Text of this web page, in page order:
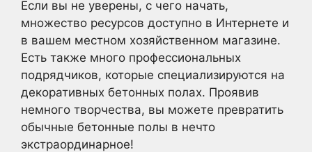
Если вы не уверены, с чего начать,
множество ресурсов доступно в Интернете и
в вашем местном хозяйственном магазине.
Есть также много профессиональных
подрядчиков, которые специализируются на
декоративных бетонных полах. Проявив
немного творчества, вы можете превратить
обычные бетонные полы в нечто
экстраординарное!